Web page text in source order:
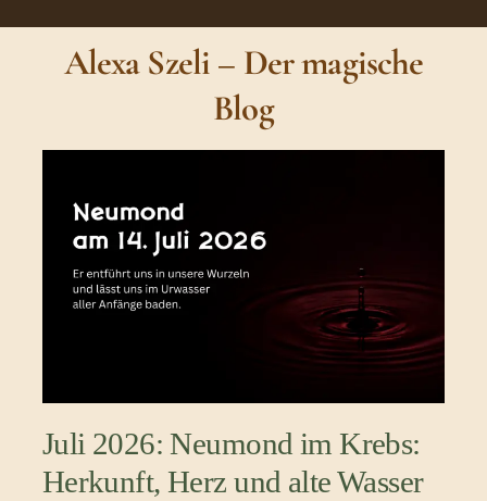
Alexa Szeli – Der magische
Blog
Juli 2026: Neumond im Krebs:
Herkunft, Herz und alte Wasser